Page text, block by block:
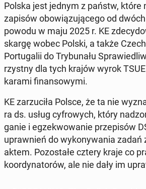
Polska jest jednym z państw, które
zapisów obo­wią­zu­ją­ce­go od
powodu w maju 2025 r. KE
skargę wobec Polski, a także
Por­tu­ga­lii do Try­bu­na­łu
rzyst­ny dla tych krajów wyrok
karami fi­nan­so­wy­mi.
KE za­rzu­ci­ła Polsce, że ta nie
ra ds. usług cy­fro­wych, który
ga­nie i eg­ze­kwo­wa­nie prze­pi­sów
upraw­nień do wy­ko­ny­wa­nia zadań
aktem. Po­zo­sta­łe cztery kraje co
ko­or­dy­na­to­rów, ale nie dały im